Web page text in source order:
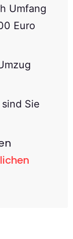
Umfang
Euro
Sie